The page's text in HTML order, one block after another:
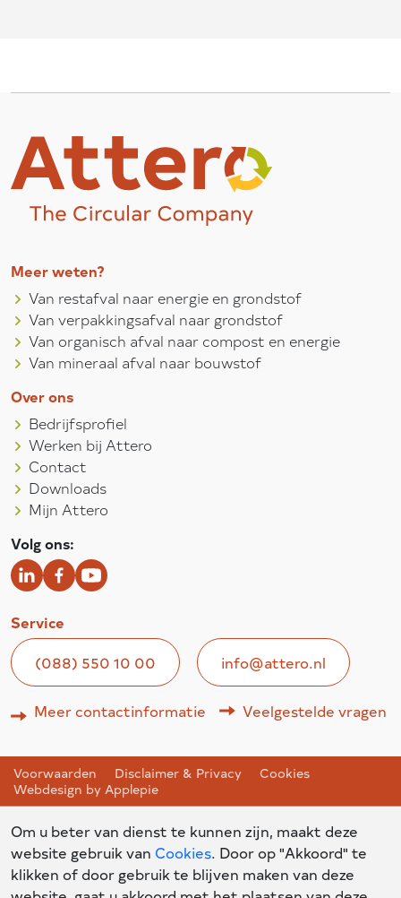
Meer weten?
Van restafval naar energie en grondstof
Van verpakkingsafval naar grondstof
Van organisch afval naar compost en energie
Van mineraal afval naar bouwstof
Over ons
Bedrijfsprofiel
Werken bij Attero
Contact
Downloads
Mijn Attero
Volg ons:
Service
(088) 550 10 00 info@attero.nl
Meer contactinformatie Veelgestelde vragen
Voorwaarden Disclaimer & Privacy
Cookies
Webdesign by Applepie
Om u beter van dienst te kunnen zijn, maakt deze
website gebruik van Cookies. Door op "Akkoord" te
klikken of door gebruik te blijven maken van deze